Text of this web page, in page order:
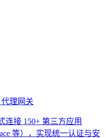
理网关
连接 150+ 第三方应用
等），实现统一认证与安